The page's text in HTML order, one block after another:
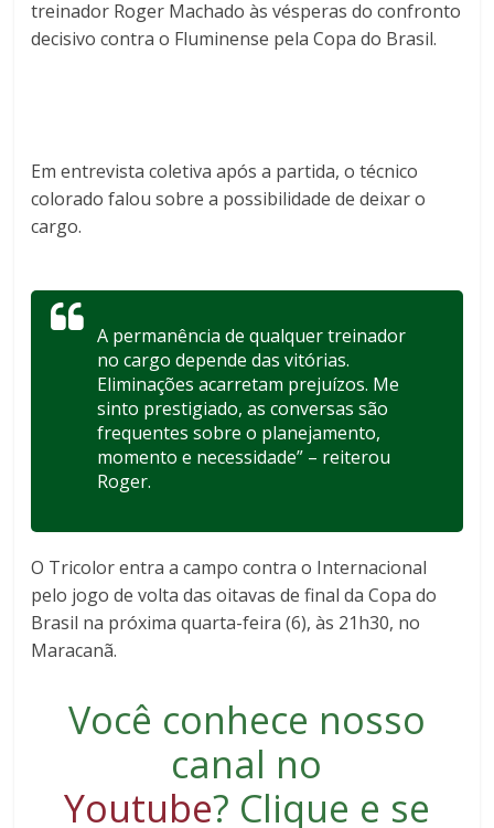
treinador Roger Machado às vésperas do confronto
decisivo contra o Fluminense pela Copa do Brasil.
Em entrevista coletiva após a partida, o técnico
colorado falou sobre a possibilidade de deixar o
cargo.
A permanência de qualquer treinador
no cargo depende das vitórias.
Eliminações acarretam prejuízos. Me
sinto prestigiado, as conversas são
frequentes sobre o planejamento,
momento e necessidade” – reiterou
Roger.
O Tricolor entra a campo contra o Internacional
pelo jogo de volta das oitavas de final da Copa do
Brasil na próxima quarta-feira (6), às 21h30, no
Maracanã.
Você conhece nosso
canal no
Youtube? Clique e se